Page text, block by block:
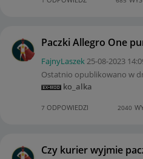
Paczki Allegro One
FajnyLaszek‎25-08-2023
Ostatnio opublikowano w
ko_alka
7 ODPOWIEDZI 2040
Czy kurier wyjmie